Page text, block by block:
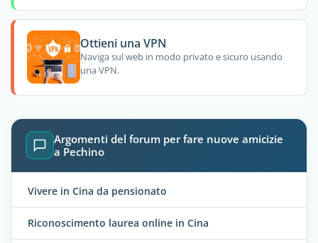
Ottieni una VPN
Naviga sul web in modo privato e sicuro usando
una VPN.
Argomenti del forum per fare nuove amicizie
a Pechino
Vivere in Cina da pensionato
Riconoscimento laurea online in Cina